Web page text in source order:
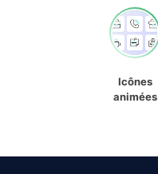
Icônes
animées